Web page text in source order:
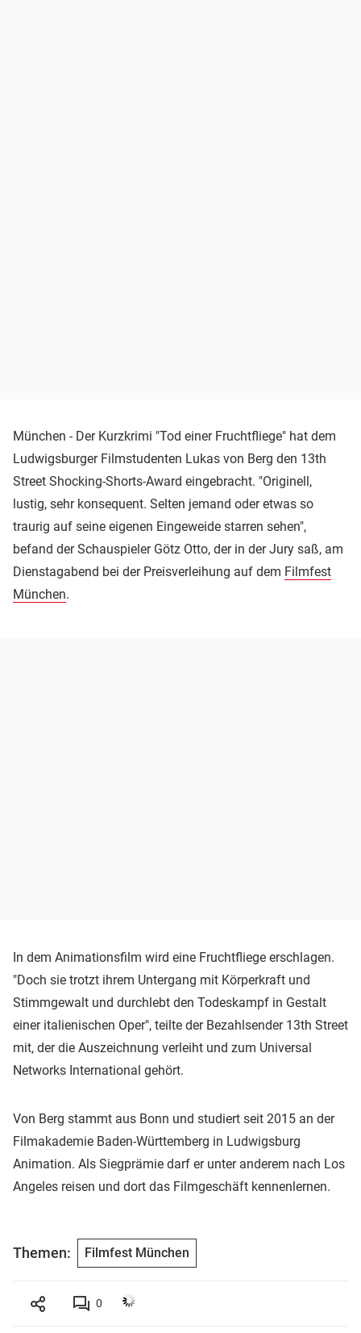
München - Der Kurzkrimi "Tod einer Fruchtfliege" hat dem
Ludwigsburger Filmstudenten Lukas von Berg den 13th
Street Shocking-Shorts-Award eingebracht. "Originell,
lustig, sehr konsequent. Selten jemand oder etwas so
traurig auf seine eigenen Eingeweide starren sehen",
befand der Schauspieler Götz Otto, der in der Jury saß, am
Dienstagabend bei der Preisverleihung auf dem Filmfest
München.
In dem Animationsfilm wird eine Fruchtfliege erschlagen.
"Doch sie trotzt ihrem Untergang mit Körperkraft und
Stimmgewalt und durchlebt den Todeskampf in Gestalt
einer italienischen Oper", teilte der Bezahlsender 13th Street
mit, der die Auszeichnung verleiht und zum Universal
Networks International gehört.
Von Berg stammt aus Bonn und studiert seit 2015 an der
Filmakademie Baden-Württemberg in Ludwigsburg
Animation. Als Siegprämie darf er unter anderem nach Los
Angeles reisen und dort das Filmgeschäft kennenlernen.
Themen: Filmfest München
0